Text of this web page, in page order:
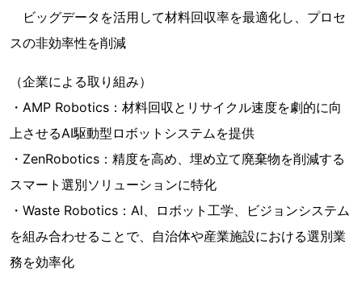
ビッグデータを活用して材料回収率を最適化し、プロセ
スの非効率性を削減
（企業による取り組み）
・AMP Robotics：材料回収とリサイクル速度を劇的に向
上させるAI駆動型ロボットシステムを提供
・ZenRobotics：精度を高め、埋め立て廃棄物を削減する
スマート選別ソリューションに特化
・Waste Robotics：AI、ロボット工学、ビジョンシステム
を組み合わせることで、自治体や産業施設における選別業
務を効率化